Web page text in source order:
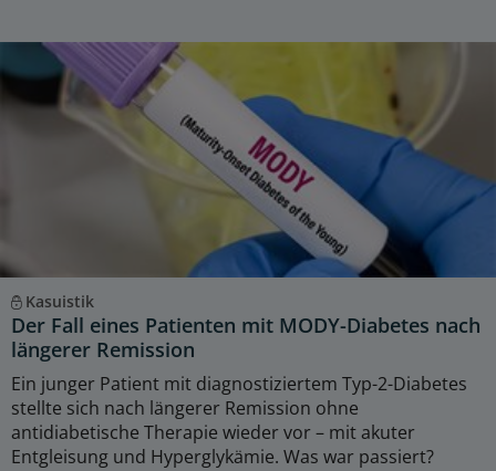
Kasuistik
Der Fall eines Patienten mit MODY-Diabetes nach
längerer Remission
Ein junger Patient mit diagnostiziertem Typ-2-Diabetes
stellte sich nach längerer Remission ohne
antidiabetische Therapie wieder vor – mit akuter
Entgleisung und Hyperglykämie. Was war passiert?